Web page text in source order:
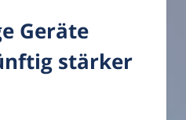
Geräte
stärker